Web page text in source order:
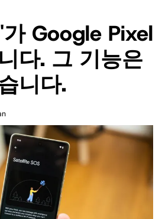
Google Pixel
다. 그 기능은
니다.